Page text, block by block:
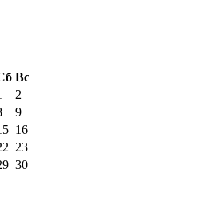
Вс
2
9
16
23
30